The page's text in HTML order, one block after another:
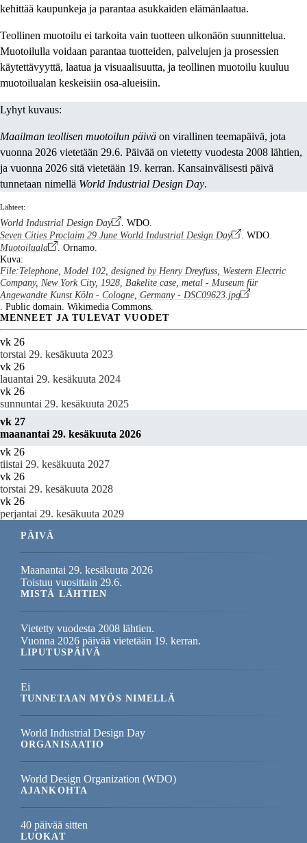
kehittää kaupunkeja ja parantaa asukkaiden elämänlaatua.
Teollinen muotoilu ei tarkoita vain tuotteen ulkonäön suunnittelua.
Muotoilulla voidaan parantaa tuotteiden, palvelujen ja prosessien
käytettävyyttä, laatua ja visuaalisuutta, ja teollinen muotoilu kuuluu
muotoilualan keskeisiin osa-alueisiin.
Lyhyt kuvaus:
Maailman teollisen muotoilun päivä on virallinen teemapäivä, jota
vuonna 2026 vietetään 29.6. Päivää on vietetty vuodesta 2008 lähtien,
ja vuonna 2026 sitä vietetään 19. kerran. Kansainvälisesti päivä
tunnetaan nimellä World Industrial Design Day.
Lähteet:
World Industrial Design Day
. WDO.
Seven Cities Proclaim 29 June World Industrial Design Day
. WDO.
Muotoiluala
. Ornamo.
Kuva:
File:Telephone, Model 102, designed by Henry Dreyfuss, Western Electric
Company, New York City, 1928, Bakelite case, metal - Museum für
Angewandte Kunst Köln - Cologne, Germany - DSC09623.jpg
. Public domain. Wikimedia Commons.
MENNEET JA TULEVAT VUODET
vk 26
torstai 29. kesäkuuta 2023
vk 26
lauantai 29. kesäkuuta 2024
vk 26
sunnuntai 29. kesäkuuta 2025
vk 27
maanantai 29. kesäkuuta 2026
vk 26
tiistai 29. kesäkuuta 2027
vk 26
torstai 29. kesäkuuta 2028
vk 26
perjantai 29. kesäkuuta 2029
PÄIVÄ
Maanantai 29. kesäkuuta 2026
Toistuu vuosittain 29.6.
MISTÄ LÄHTIEN
Vietetty vuodesta 2008 lähtien.
Vuonna 2026 päivää vietetään 19. kerran.
LIPUTUSPÄIVÄ
Ei
TUNNETAAN MYÖS NIMELLÄ
World Industrial Design Day
ORGANISAATIO
World Design Organization (WDO)
AJANKOHTA
40 päivää sitten
LUOKAT